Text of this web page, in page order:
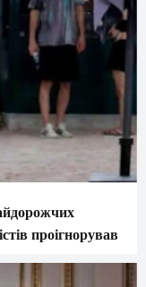
проігнорував